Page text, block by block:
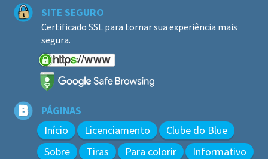
SITE SEGURO
Certificado SSL para tornar sua experiência mais
segura.
PÁGINAS
Início Licenciamento
Clube do Blue
Sobre
Tiras Para colorir Informativo